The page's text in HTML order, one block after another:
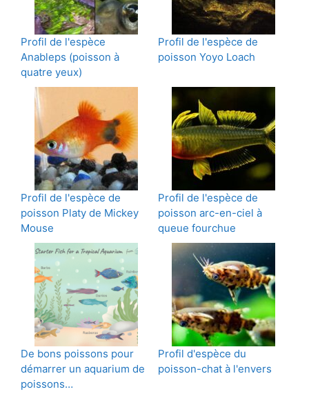
Profil de l'espèce
Anableps (poisson à
quatre yeux)
Profil de l'espèce de
poisson Yoyo Loach
Profil de l'espèce de
poisson Platy de Mickey
Mouse
Profil de l'espèce de
poisson arc-en-ciel à
queue fourchue
De bons poissons pour
démarrer un aquarium de
poissons…
Profil d'espèce du
poisson-chat à l'envers